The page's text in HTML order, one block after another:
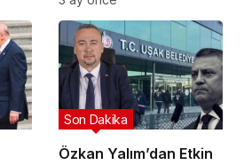
Özkan Yalım’dan Etkin
Son Dakika